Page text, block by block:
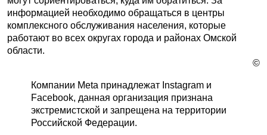
информацией необходимо обращаться в центры
комплексного обслуживания населения, которые
работают во всех округах города и районах Омской
области.
©
Компании Meta принадлежат Instagram и
Facebook, данная организация признана
экстремистской и запрещена на территории
Российской Федерации.